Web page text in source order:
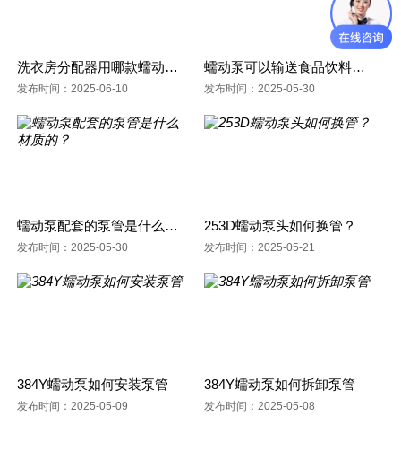
洗衣房分配器用哪款蠕动泵呢?
发布时间：2025-06-10
蠕动泵可以输送食品饮料之类的东西吗？
发布时间：2025-05-30
蠕动泵配套的泵管是什么材质的？
发布时间：2025-05-30
253D蠕动泵头如何换管？
发布时间：2025-05-21
384Y蠕动泵如何安装泵管
发布时间：2025-05-09
384Y蠕动泵如何拆卸泵管
发布时间：2025-05-08